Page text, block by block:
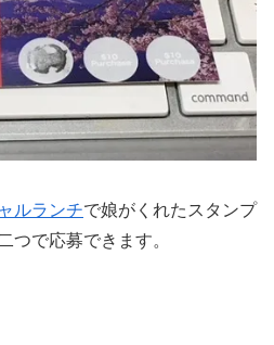
ルランチで娘がくれたスタンプ
つで応募できます。